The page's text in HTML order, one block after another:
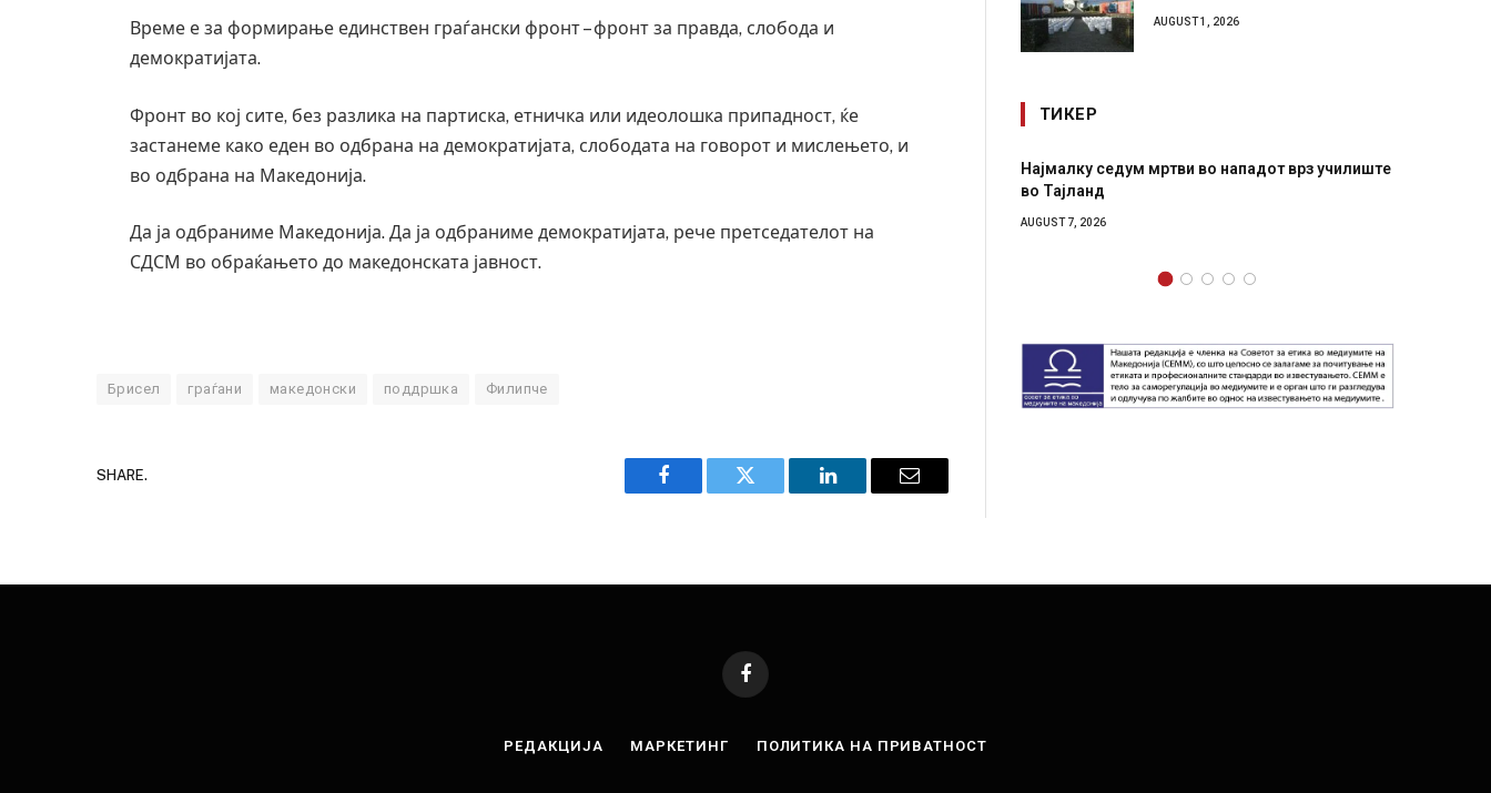
Време е за формирање единствен граѓански фронт – фронт за правда, слобода и
демократијата.
Фронт во кој сите, без разлика на партиска, етничка или идеолошка припадност, ќе
застанеме како еден во одбрана на демократијата, слободата на говорот и мислењето, и
во одбрана на Македонија.
Да ја одбраниме Македонија. Да ја одбраниме демократијата, рече претседателот на
СДСМ во обраќањето до македонската јавност.
Брисел граѓани македонски поддршка Филипче
SHARE.
Facebook Twitter LinkedIn Email
AUGUST 1, 2026
ТИКЕР
AUGUST 2, 2026
Најмалку седум мртви во нападот врз училиште
СОЗИС: Украинците повеќе
Facebook
РЕДАКЦИЈА МАРКЕТИНГ ПОЛИТИКА НА ПРИВАТНОСТ